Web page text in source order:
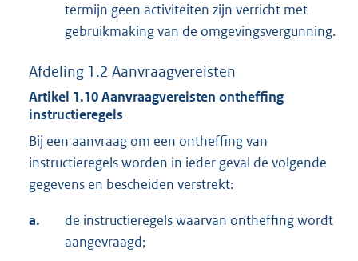
termijn geen activiteiten zijn verricht met
gebruikmaking van de omgevingsvergunning.
Afdeling 1.2 Aanvraagvereisten
Artikel 1.10Aanvraagvereisten ontheffing
instructieregels
Bij een aanvraag om een ontheffing van
instructieregels worden in ieder geval de volgende
gegevens en bescheiden verstrekt:
a.
de instructieregels waarvan ontheffing wordt
aangevraagd;